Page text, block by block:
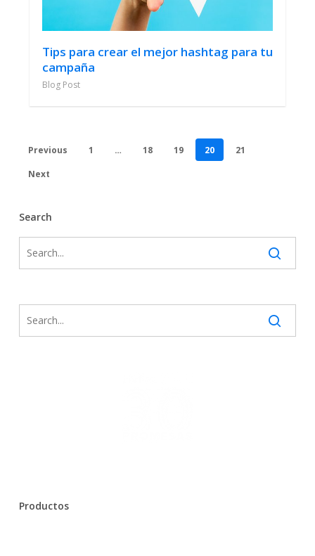
Tips para crear el mejor hashtag para tu
campaña
Blog Post
Previous 1 … 18 19 20
21
Next
Search
Productos